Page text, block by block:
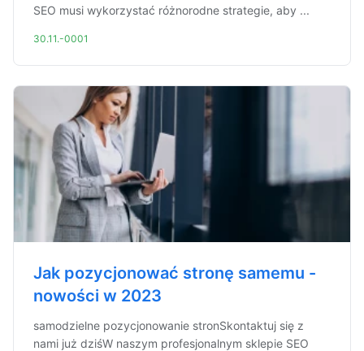
SEO musi wykorzystać różnorodne strategie, aby ...
30.11.-0001
Jak pozycjonować stronę samemu -
nowości w 2023
samodzielne pozycjonowanie stronSkontaktuj się z
nami już dziśW naszym profesjonalnym sklepie SEO